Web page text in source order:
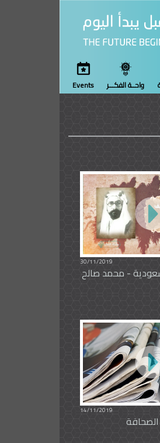
واحــة الفكـــر Events
30/11/2019
- محمد صالح
14/11/2019
الصحافة